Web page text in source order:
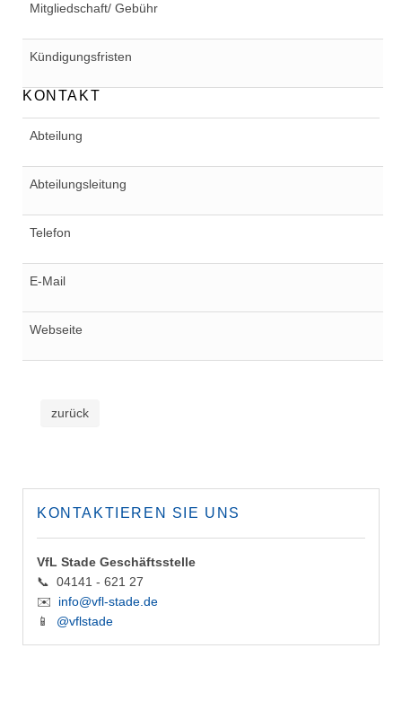
Mitgliedschaft/ Gebühr
Kündigungsfristen
KONTAKT
Abteilung
Abteilungsleitung
Telefon
E-Mail
Webseite
zurück
KONTAKTIEREN SIE UNS
VfL Stade Geschäftsstelle
📞 04141 - 621 27
✉️ info@vfl-stade.de
📱 @vflstade